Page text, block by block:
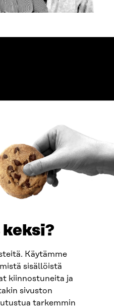
Käytämme
sisällöistä
kiinnostuneita ja
sivuston
tarkemmin